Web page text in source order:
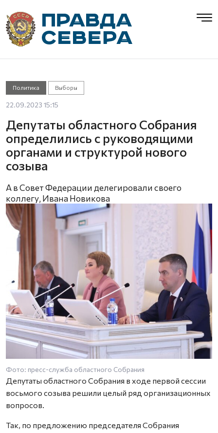
Политика Выборы
22.09.2023 15:15
Депутаты областного Собрания
определились с руководящими
органами и структурой нового
созыва
А в Совет Федерации делегировали своего
коллегу, Ивана Новикова
Фото: пресс-служба областного Собрания
Депутаты областного Собрания в ходе первой сессии
восьмого созыва решили целый ряд организационных
вопросов.
Так, по предложению председателя Собрания